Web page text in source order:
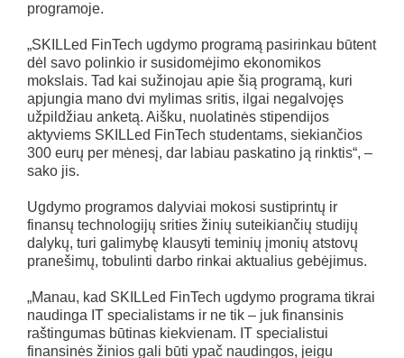
programoje.
„SKILLed FinTech ugdymo programą pasirinkau būtent
dėl savo polinkio ir susidomėjimo ekonomikos
mokslais. Tad kai sužinojau apie šią programą, kuri
apjungia mano dvi mylimas sritis, ilgai negalvojęs
užpildžiau anketą. Aišku, nuolatinės stipendijos
aktyviems SKILLed FinTech studentams, siekiančios
300 eurų per mėnesį, dar labiau paskatino ją rinktis“, –
sako jis.
Ugdymo programos dalyviai mokosi sustiprintų ir
finansų technologijų srities žinių suteikiančių studijų
dalykų, turi galimybę klausyti teminių įmonių atstovų
pranešimų, tobulinti darbo rinkai aktualius gebėjimus.
„Manau, kad SKILLed FinTech ugdymo programa tikrai
naudinga IT specialistams ir ne tik – juk finansinis
raštingumas būtinas kiekvienam. IT specialistui
finansinės žinios gali būti ypač naudingos, jeigu